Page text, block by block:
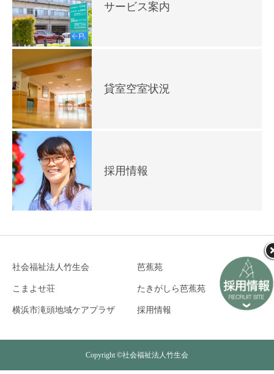
サービス案内
貸室空室状況
採用情報
社会福祉法人竹生会 芭蕉苑
こまよせ荘 たきがしら芭蕉苑
横浜市滝頭地域ケアプラザ 採用情報
Copyright ©社会福祉法人竹生会